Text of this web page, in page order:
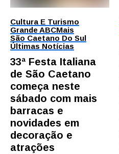
Cultura E Turismo
Grande ABCMais
São Caetano Do Sul
Últimas Notícias
33ª Festa Italiana
de São Caetano
começa neste
sábado com mais
barracas e
novidades em
decoração e
atrações